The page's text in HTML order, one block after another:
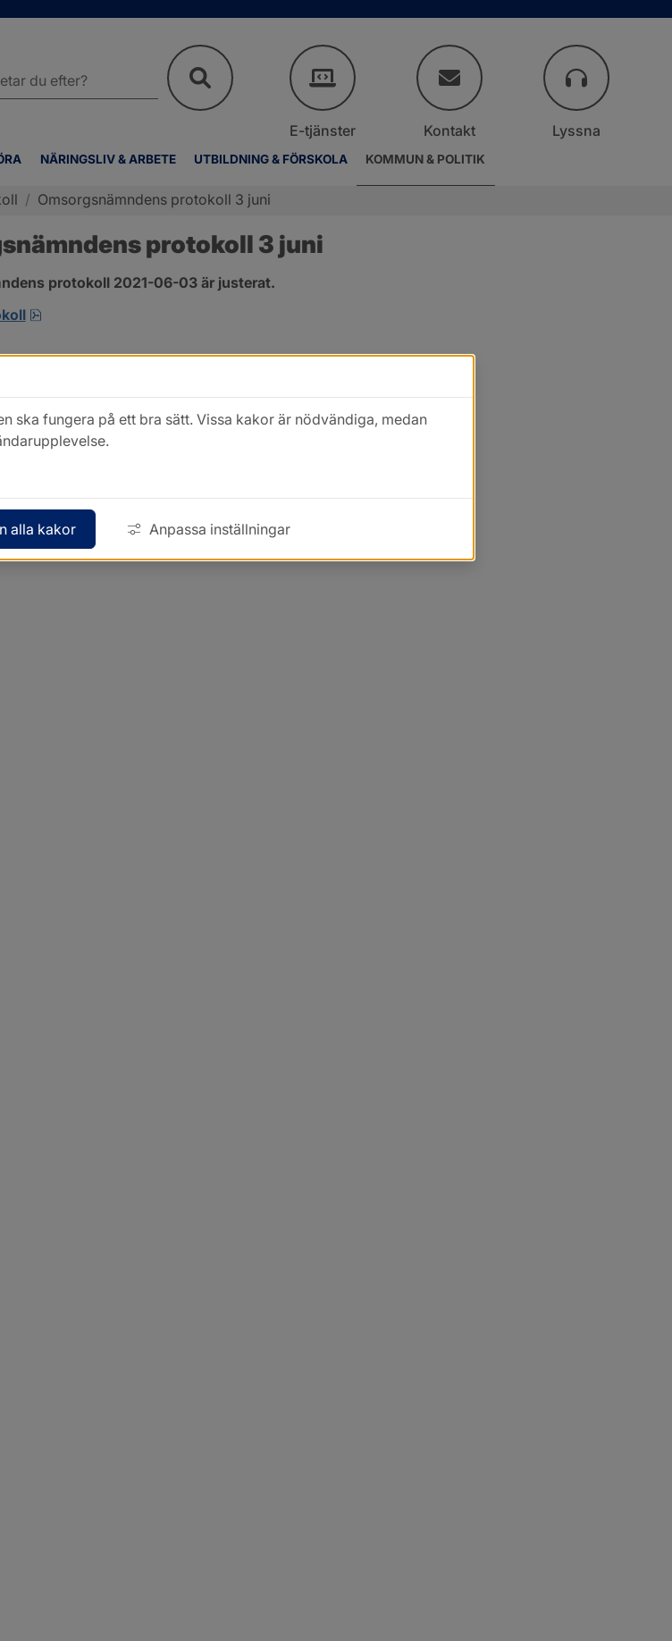
NÄRINGSLIV & ARBETE UTBILDNING & FÖRSKOLA KOMMUN & POLITIK
E-tjänster Kontakt Lyssna
/ Omsorgsnämndens protokoll 3 juni
protokoll 3 juni
protokoll 2021-06-03 är justerat.
pdf, 303.4 kB, öppnas i nytt fönster.
ska fungera på ett bra sätt. Vissa kakor är nödvändiga, medan
alla kakor Anpassa inställningar